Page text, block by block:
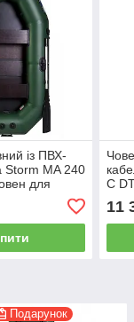
із ПВХ-
Storm MA 240
для
C
11
Подарунок